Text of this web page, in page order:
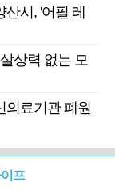
시, '어필 레
상력 없는 모
의료기관 폐원
프